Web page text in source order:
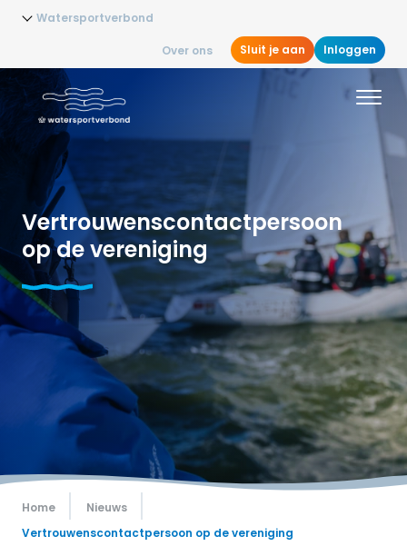
Watersportverbond
Over ons Sluit je aan Inloggen
Vertrouwenscontactpersoon
op de vereniging
Home
Nieuws
Vertrouwenscontactpersoon op de vereniging